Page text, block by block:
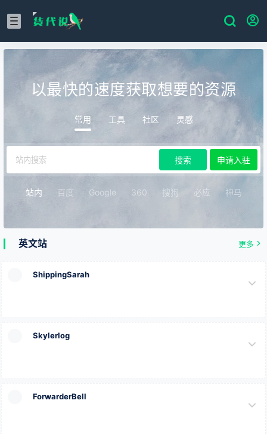
以最快的速度获取想要的资源
常用 工具 社区 灵感
搜索 申请入驻
站内 百度 Google 360 搜狗 必应 神马
英文站 更多
ShippingSarah
Skylerlog
ForwarderBell